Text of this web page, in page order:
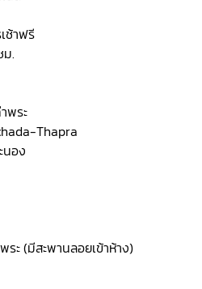
ช้าฟรี
.
พระ
Thapra
นอง
ะ (มีสะพานลอยเข้าห้าง)